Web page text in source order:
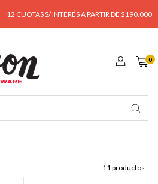
12 CUOTAS S/ INTERÉS A PARTIR DE $190.000
0
11 productos